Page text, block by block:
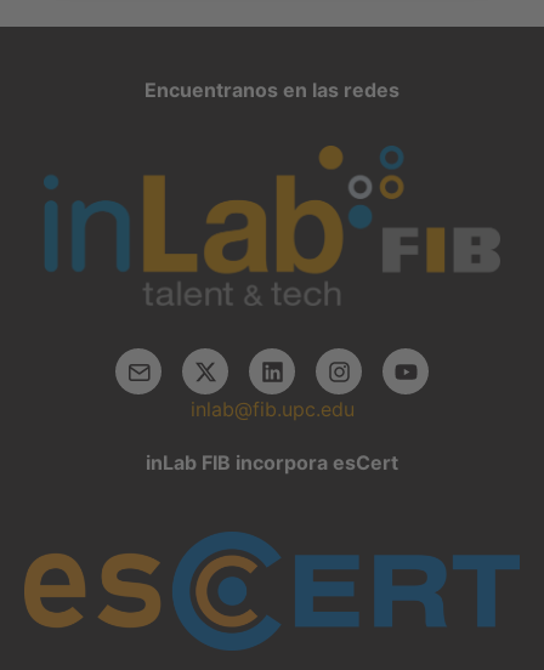
Encuentranos en las redes
inlab@fib.upc.edu
inLab FIB incorpora esCert